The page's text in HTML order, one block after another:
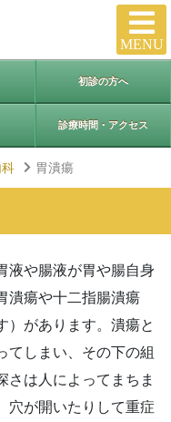
MENU
初診の方へ
診療時間・アクセス
胃潰瘍
液や腸液が胃や腸自身
潰瘍や十二指腸潰瘍
）があります。潰瘍と
てしまい、その下の組
さは人によってまちま
穴が開いたりして重症